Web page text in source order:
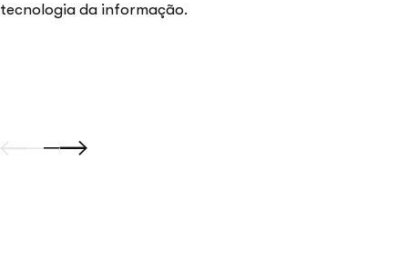
tecnologia da informação.